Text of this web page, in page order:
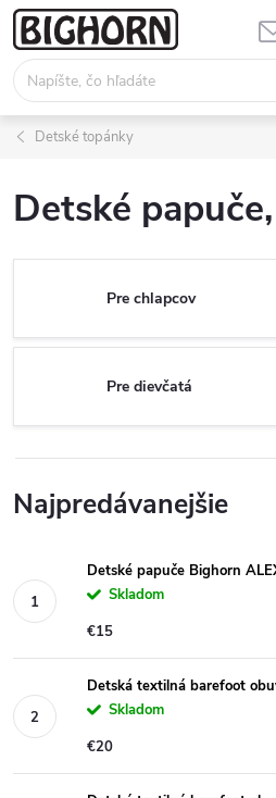
Prejsť
na
obsah
Detské topánky
Detské
Pre chlapcov
Pre dievčatá
Najpredávanejšie
Detské papuče Bighorn
Skladom
€15
Detská textilná barefoot
Skladom
€20